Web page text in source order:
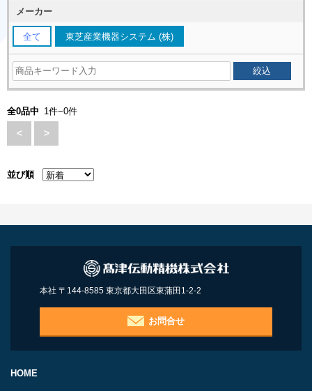
メーカー
全て 東芝産業機器システム (株)
全0品中 1件−0件
< >
並び順
本社 〒144-8585 東京都大田区東蒲田1-2-2
お問合せ
HOME